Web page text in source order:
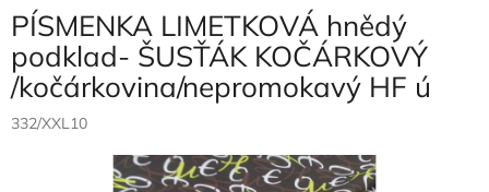
PÍSMENKA LIMETKOVÁ hnědý
podklad- ŠUSŤÁK KOČÁRKOVÝ
/kočárkovina/nepromokavý HF ú
332/XXL10